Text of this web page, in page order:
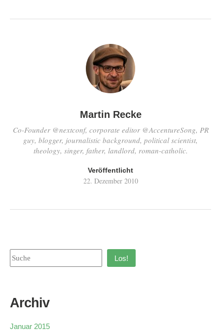
Martin Recke
Co-Founder @nextconf, corporate editor @AccentureSong, PR
guy, blogger, journalistic background, political scientist,
theology, singer, father, landlord, roman-catholic.
Veröffentlicht
22. Dezember 2010
Los!
Archiv
Januar 2015